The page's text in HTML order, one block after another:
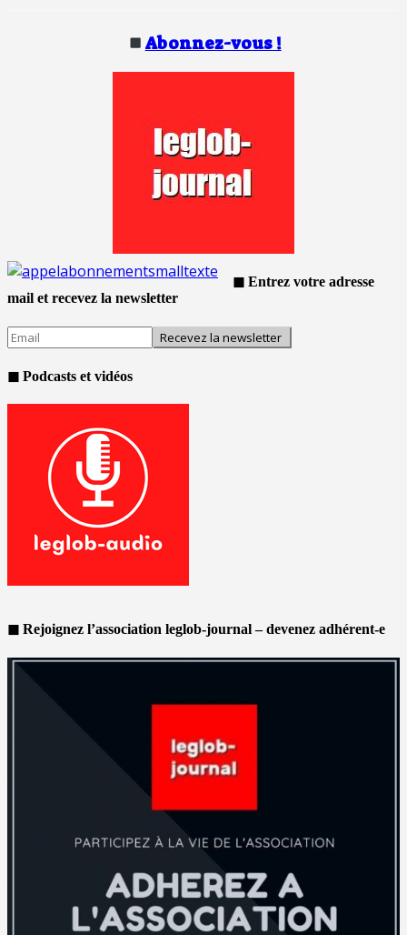
Abonnez-vous !
◼ Entrez votre adresse
mail et recevez la newsletter
◼ Podcasts et vidéos
◼ Rejoignez l’association leglob-journal – devenez adhérent-e